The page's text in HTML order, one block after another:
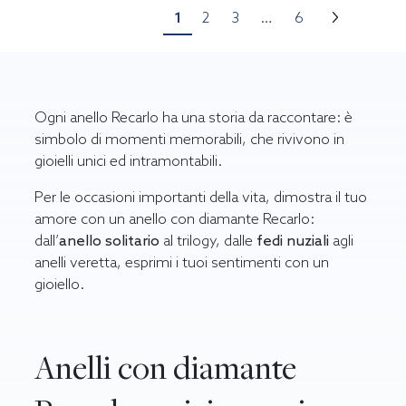
1 2 3 … 6
Ogni anello Recarlo ha una storia da raccontare: è
simbolo di momenti memorabili, che rivivono in
gioielli unici ed intramontabili.
Per le occasioni importanti della vita, dimostra il tuo
amore con un anello con diamante Recarlo:
dall’anello solitario al trilogy, dalle fedi nuzialiagli
anelli veretta, esprimi i tuoi sentimenti con un
gioiello.
Anelli con diamante